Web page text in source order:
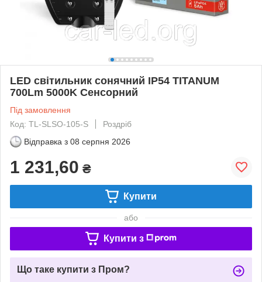
LED світильник сонячний IP54 TITANUM
700Lm 5000K Сенсорний
Під замовлення
Код: TL-SLSO-105-S
Роздріб
Відправка з 08 серпня 2026
1 231,60 ₴
Купити
або
Купити з
Що таке купити з Пром?